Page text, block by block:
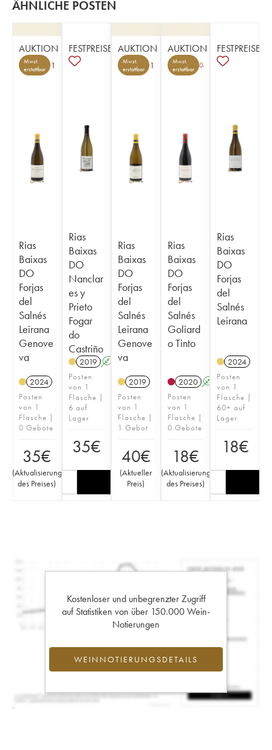
ÄHNLICHE POSTEN
AUKTION
Mwst.
erstattbar
1
Rias
Baixas
DO
Forjas
del
Salnés
Leirana
Genove
va
2024
Posten
von 1
Flasche |
0 Gebote
35€
(Aktualisierung
des Preises)
FESTPREISE
Rias
Baixas
DO
Nanclar
es y
Prieto
Fogar
do
Castriño
2019 A
Posten
von 1
Flasche |
6 auf
Lager
35€
AUKTION
Mwst.
erstattbar
1
Rias
Baixas
DO
Forjas
del
Salnés
Leirana
Genove
va
2019
Posten
von 1
Flasche |
1 Gebot
40€
(Aktueller
Preis)
AUKTION
Mwst.
erstattbar
Rias
Baixas
DO
Forjas
del
Salnés
Goliard
o Tinto
2020 A
Posten
von 1
Flasche |
0 Gebote
18€
(Aktualisierung
des Preises)
FESTPREISE
Rias
Baixas
DO
Forjas
del
Salnés
Leirana
2024
Posten
von 1
Flasche |
60+ auf
Lager
18€
Kostenloser und unbegrenzter Zugriff
auf Statistiken von über 150.000 Wein-
Notierungen
WEINNOTIERUNGSDETAILS